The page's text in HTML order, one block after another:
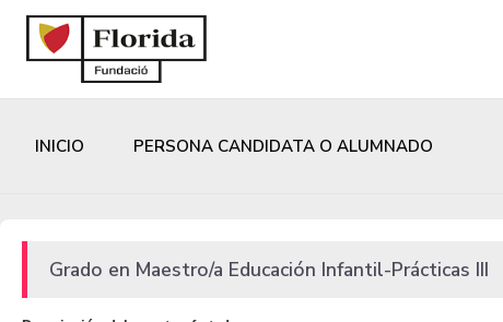
INICIO PERSONA CANDIDATA O ALUMNADO
Grado en Maestro/a Educación Infantil-Prácticas III